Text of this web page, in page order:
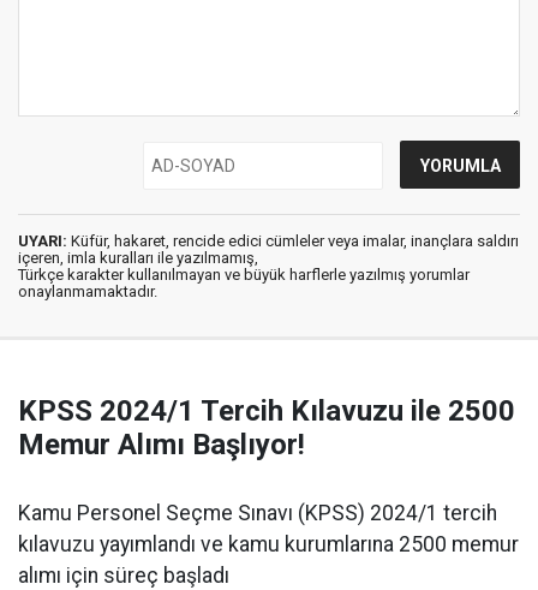
UYARI: Küfür, hakaret, rencide edici cümleler veya imalar, inançlara saldırı
içeren, imla kuralları ile yazılmamış,
Türkçe karakter kullanılmayan ve büyük harflerle yazılmış yorumlar
onaylanmamaktadır.
KPSS 2024/1 Tercih Kılavuzu ile 2500
Memur Alımı Başlıyor!
Kamu Personel Seçme Sınavı (KPSS) 2024/1 tercih
kılavuzu yayımlandı ve kamu kurumlarına 2500 memur
alımı için süreç başladı